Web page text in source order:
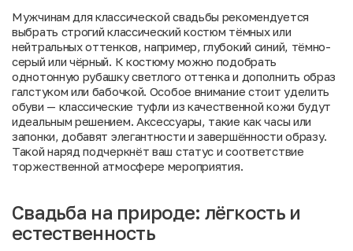
Мужчинам для классической свадьбы рекомендуется
выбрать строгий классический костюм тёмных или
нейтральных оттенков, например, глубокий синий, тёмно-
серый или чёрный. К костюму можно подобрать
однотонную рубашку светлого оттенка и дополнить образ
галстуком или бабочкой. Особое внимание стоит уделить
обуви — классические туфли из качественной кожи будут
идеальным решением. Аксессуары, такие как часы или
запонки, добавят элегантности и завершённости образу.
Такой наряд подчеркнёт ваш статус и соответствие
торжественной атмосфере мероприятия.
Свадьба на природе: лёгкость и
естественность